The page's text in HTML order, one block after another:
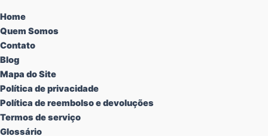
Home
Quem Somos
Contato
Blog
Mapa do Site
Política de privacidade
Política de reembolso e devoluções
Termos de serviço
Glossário